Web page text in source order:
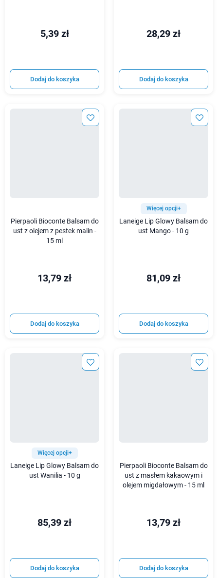
5,39 zł
Dodaj do koszyka
28,29 zł
Dodaj do koszyka
Pierpaoli Bioconte Balsam do
ust z olejem z pestek malin -
15 ml
13,79 zł
Dodaj do koszyka
Więcej opcji+
Laneige Lip Glowy Balsam do
ust Mango - 10 g
81,09 zł
Dodaj do koszyka
Więcej opcji+
Laneige Lip Glowy Balsam do
ust Wanilia - 10 g
85,39 zł
Dodaj do koszyka
Pierpaoli Bioconte Balsam do
ust z masłem kakaowym i
olejem migdałowym - 15 ml
13,79 zł
Dodaj do koszyka